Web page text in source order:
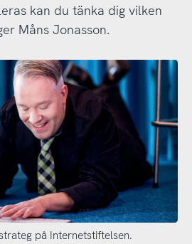
kan du tänka dig vilken
Måns Jonasson.
på Internetstiftelsen.